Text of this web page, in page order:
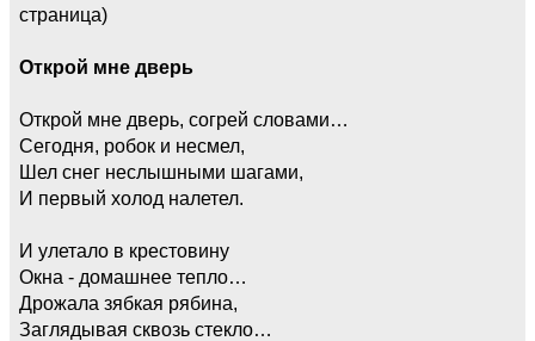
страница)
Открой мне дверь
Открой мне дверь, согрей словами…
Сегодня, робок и несмел,
Шел снег неслышными шагами,
И первый холод налетел.
И улетало в крестовину
Окна - домашнее тепло…
Дрожала зябкая рябина,
Заглядывая сквозь стекло…